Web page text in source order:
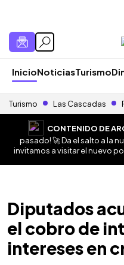
InicioNoticiasTurismo
Turismo Las Cascadas
CONTENIDO DE
pasado! 🚀 Da el salto a la
invitamos a visitar el nuevo
Diputados
el cobro de
intereses en